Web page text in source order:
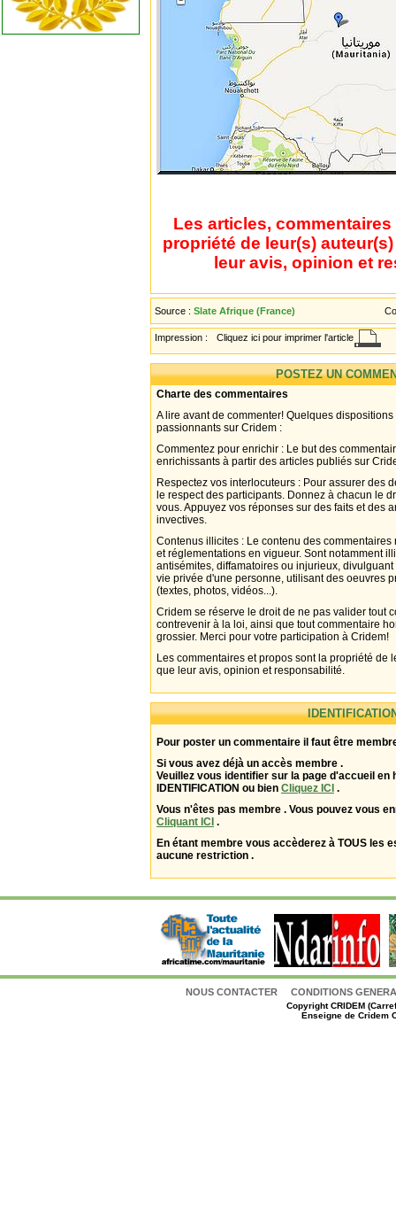
Les articles,
propriété de leur(s)
leur avis, opinion et
Source : Slate Afrique (France)
Impression : Cliquez ici pour imprimer l'article
POSTEZ UN
Charte des commentaires
A lire avant de commenter! Quelques
passionnants sur Cridem :
Commentez pour enrichir : Le but des
enrichissants à partir des articles publiés sur
Respectez vos interlocuteurs : Pour assurer des
le respect des participants. Donnez à chacun le
vous. Appuyez vos réponses sur des faits et des
invectives.
Contenus illicites : Le contenu des
et réglementations en vigueur. Sont notamment
antisémites, diffamatoires ou injurieux,
vie privée d'une personne, utilisant des oeuvres
(textes, photos, vidéos...).
Cridem se réserve le droit de ne pas valider tout
contrevenir à la loi, ainsi que tout commentaire
grossier. Merci pour votre participation à Cridem!
Les commentaires et propos sont la propriété de
que leur avis, opinion et responsabilité.
Pour poster un commentaire il faut être
Si vous avez déjà un accès membre .
Veuillez vous identifier sur la page d'accueil en
IDENTIFICATION ou bien Cliquez ICI .
Vous n'êtes pas membre . Vous pouvez vous
Cliquant ICI .
En étant membre vous accèderez à TOUS les
aucune restriction .
NOUS CONTACTER CONDITIONS
CopyrightCRIDEM
Enseigne de Cridem